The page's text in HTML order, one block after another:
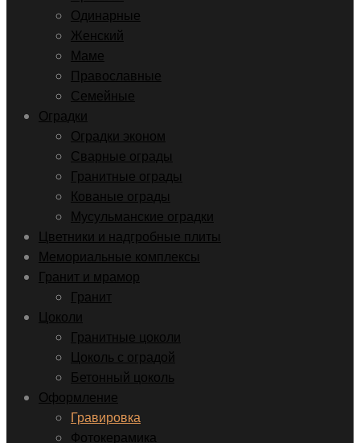
Одинарные
Женский
Маме
Православные
Семейные
Оградки
Оградки эконом
Сварные ограды
Гранитные ограды
Кованые ограды
Мусульманские оградки
Цветники и надгробные плиты
Мемориальные комплексы
Гранит и мрамор
Гранит
Цоколи
Гранитные цоколи
Цоколь с оградой
Бетонный цоколь
Оформление
Гравировка
Фотокерамика